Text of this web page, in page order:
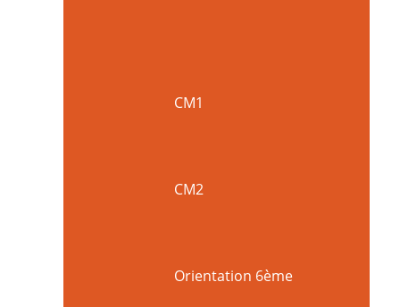
CM1
CM2
Orientation 6ème